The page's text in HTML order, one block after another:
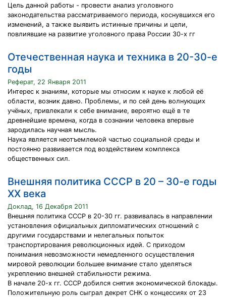
Цель данной работы - провести анализ уголовного
законодательства рассматриваемого периода, коснувшихся его
изменений, а также выявить истинные причины и цели,
повлиявшие на развитие уголовного права России 30-х гг
Отечественная наука и техника в 20-30-е
годы
Реферат, 22 Января 2011
Интерес к знаниям, которые мы относим к науке к любой её
области, возник давно. Проблемы, и по сей день волнующих
учёных, привлекали к себе внимание, вероятно ещё в те
древнейшие времена, когда в сознании человека впервые
зародилась научная мысль.
Наука является неотъемлемой частью социальной среды и
постоянно развивается под воздействием комплекса
общественных сил.
Внешняя политика СССР в 20 – 30-е годы
ХХ века
Доклад, 16 Декабря 2011
Внешняя политика СССР в 20-30 гг. развивалась в направлении
установления официальных дипломатических отношений с
другими государствами и нелегальных попыток
транспортирования революционных идей. С приходом
понимания невозможности немедленного осуществления
мировой революции большее внимание стало уделяться
укреплению внешней стабильности режима.
В начале 20-х гг. СССР добился снятия экономической блокады.
Положительную роль сыграл декрет СНК о концессиях от 23